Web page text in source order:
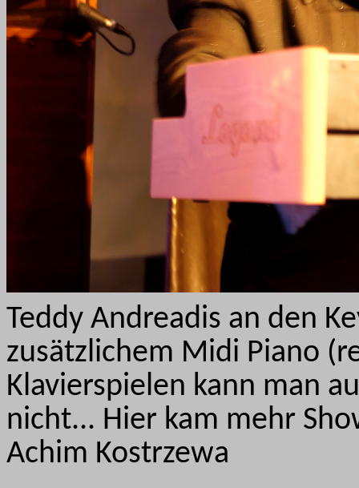
Teddy Andreadis an den
zusätzlichem Midi Piano
Klavierspielen kann man
nicht... Hier kam mehr
Achim Kostrzewa